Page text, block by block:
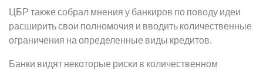
ЦБР также собрал мнения у банкиров по поводу идеи
расширить свои полномочия и вводить количественные
ограничения на определенные виды кредитов.
Банки видят некоторые риски в количественном